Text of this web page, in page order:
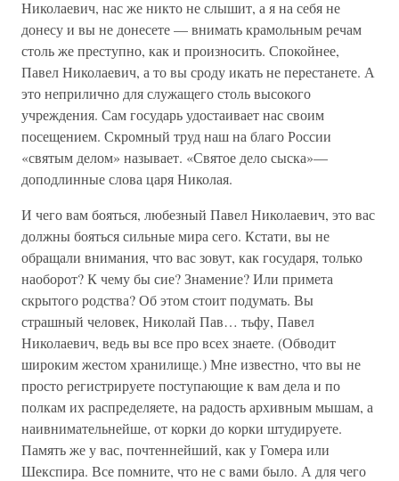
Николаевич, нас же никто не слышит, а я на себя не
донесу и вы не донесете — внимать крамольным речам
столь же преступно, как и произносить. Спокойнее,
Павел Николаевич, а то вы сроду икать не перестанете. А
это неприлично для служащего столь высокого
учреждения. Сам государь удостаивает нас своим
посещением. Скромный труд наш на благо России
«святым делом» называет. «Святое дело сыска»—
доподлинные слова царя Николая.
И чего вам бояться, любезный Павел Николаевич, это вас
должны бояться сильные мира сего. Кстати, вы не
обращали внимания, что вас зовут, как государя, только
наоборот? К чему бы сие? Знамение? Или примета
скрытого родства? Об этом стоит подумать. Вы
страшный человек, Николай Пав… тьфу, Павел
Николаевич, ведь вы все про всех знаете. (Обводит
широким жестом хранилище.) Мне известно, что вы не
просто регистрируете поступающие к вам дела и по
полкам их распределяете, на радость архивным мышам, а
наивнимательнейше, от корки до корки штудируете.
Память же у вас, почтеннейший, как у Гомера или
Шекспира. Все помните, что не с вами было. А для чего